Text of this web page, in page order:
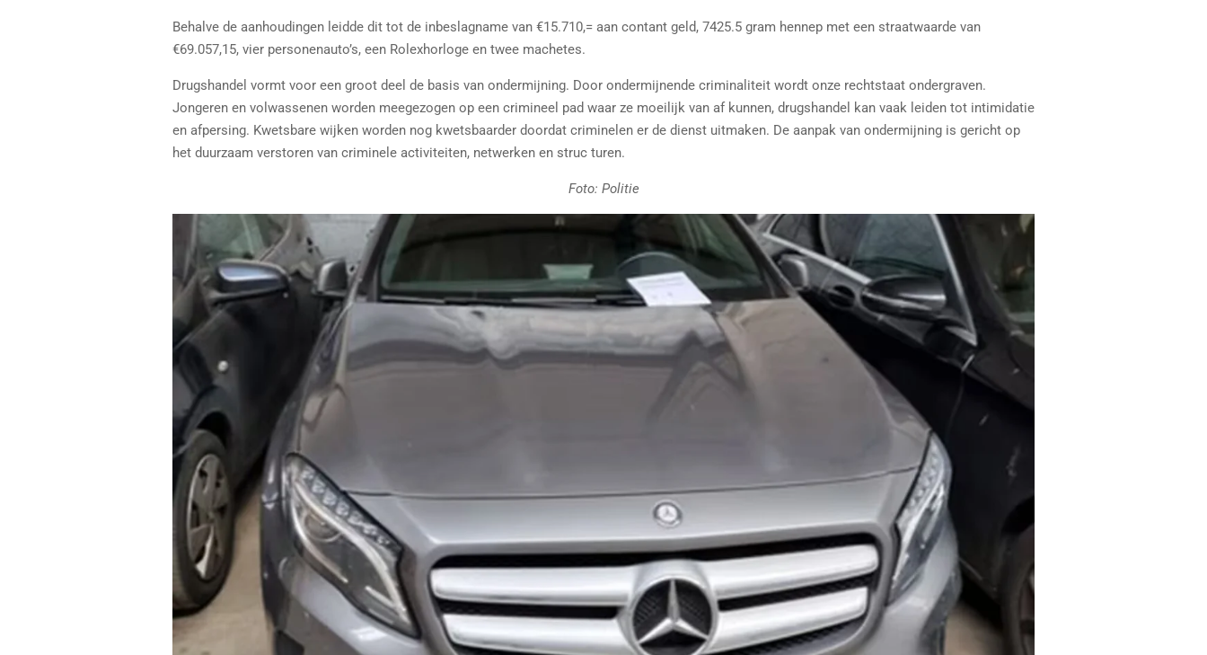
Behalve de aanhoudingen leidde dit tot de inbeslagname van €15.710,= aan contant geld, 7425.5 gram hennep met een straatwaarde van
€69.057,15, vier personenauto’s, een Rolexhorloge en twee machetes.
Drugshandel vormt voor een groot deel de basis van ondermijning. Door ondermijnende criminaliteit wordt onze rechtstaat ondergraven.
Jongeren en volwassenen worden meegezogen op een crimineel pad waar ze moeilijk van af kunnen, drugshandel kan vaak leiden tot intimidatie
en afpersing. Kwetsbare wijken worden nog kwetsbaarder doordat criminelen er de dienst uitmaken. De aanpak van ondermijning is gericht op
het duurzaam verstoren van criminele activiteiten, netwerken en struc turen.
Foto: Politie